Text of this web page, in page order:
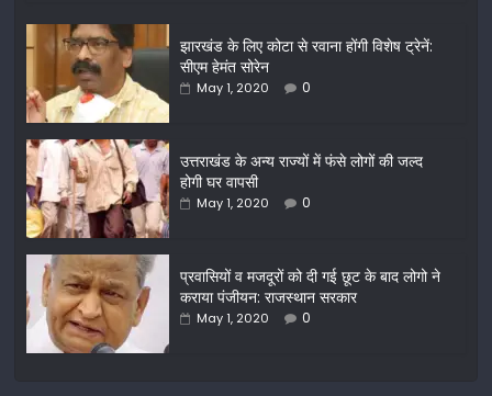
c
e
b
o
o
k
itt
er
ar
e
झारखंड के लिए कोटा से रवाना होंगी विशेष ट्रेनें:
सीएम हेमंत सोरेन
May 1, 2020 0
उत्तराखंड के अन्य राज्यों में फंसे लोगों की जल्द
होगी घर वापसी
May 1, 2020 0
प्रवासियों व मजदूरों को दी गई छूट के बाद लोगो ने
कराया पंजीयन: राजस्थान सरकार
May 1, 2020 0